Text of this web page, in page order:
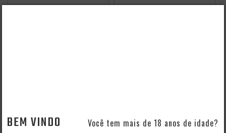
BEM VINDO Você tem mais de 18 anos de idade?